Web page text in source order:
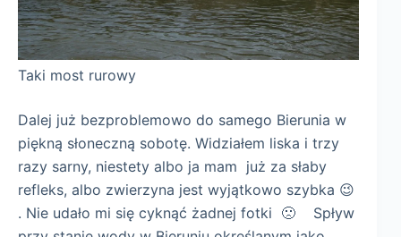
Taki most rurowy
Dalej już bezproblemowo do samego Bierunia w
piękną słoneczną sobotę. Widziałem liska i trzy
razy sarny, niestety albo ja mam już za słaby
refleks, albo zwierzyna jest wyjątkowo szybka 😉
. Nie udało mi się cyknąć żadnej fotki 🙁 Spływ